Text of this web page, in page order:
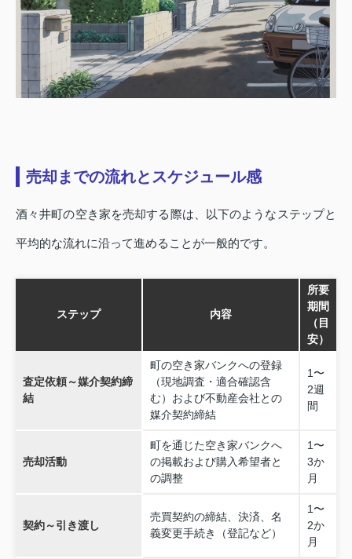
売却までの流れとスケジュール感
酒々井町の空き家を売却する際は、以下のようなステップと
平均的な流れに沿って進めることが一般的です。
ステップ 内容
所要
期間
（目
安）
査定依頼～媒介契約締
結
町の空き家バンクへの登録
（現地調査・適合確認含
む）および不動産会社との
媒介契約締結
1〜
2週
間
売却活動
町を通じた空き家バンクへ
の掲載および購入希望者と
の調整
1〜
3か
月
契約～引き渡し
売買契約の締結、決済、名
義変更手続き（登記など）
1〜
2か
月